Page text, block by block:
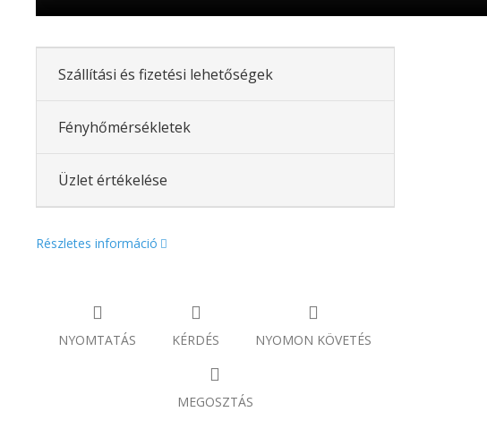
Szállítási és fizetési lehetőségek
Fényhőmérsékletek
Üzlet értékelése
Részletes információ
NYOMTATÁS KÉRDÉS NYOMON KÖVETÉS
MEGOSZTÁS